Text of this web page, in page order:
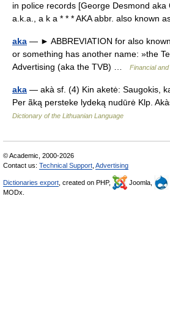
in police records [George Desmond aka
a.k.a., a k a * * * AKA abbr. also known
aka — ► ABBREVIATION for also
or something has another name: »the
Advertising (aka the TVB) …
Financial
aka — akà sf. (4) Kin aketė: Saugokis,
Per ãką persteke lydeką nudūrė Klp.
Dictionary of the Lithuanian Language
© Academic, 2000-2026
Contact us: Technical Support Advertising
Dictionaries export , created on PHP, Joomla,
MODx.